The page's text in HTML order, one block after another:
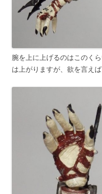
腕を上に上げるのはこのく
は上がりますが、欲を言え